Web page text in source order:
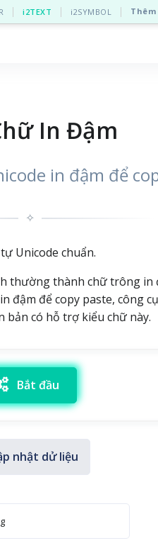
i2TEXT i2SYMBOL
In Đậm
in đậm để
✧
Unicode chuẩn.
thành chữ trông in
để copy paste, công
bản có hỗ trợ kiểu chữ này.
Bắt đầu
nhật dử liệu